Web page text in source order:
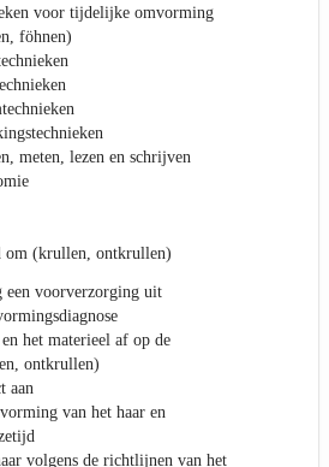
voor tijdelijke omvorming
föhnen)
meten, lezen en schrijven
om (krullen, ontkrullen)
een voorverzorging uit
het materieel af op de
ontkrullen)
aan
van het haar en
volgens de richtlijnen van het